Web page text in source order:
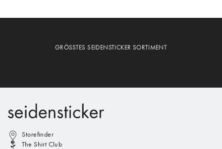
GRÖSSTES SEIDENSTICKER SORTIMENT
Storefinder
The Shirt Club